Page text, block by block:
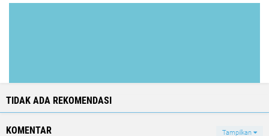
TIDAK ADA REKOMENDASI
KOMENTAR Tampilkan